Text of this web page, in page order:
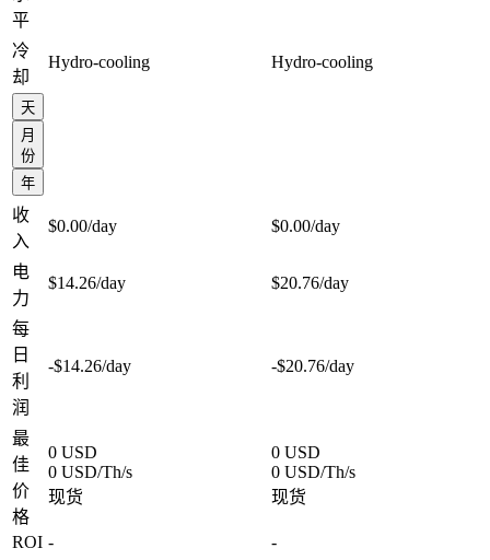
平
冷
却
Hydro-cooling Hydro-cooling
天
月
份
年
收
入
$0.00/day $0.00/day
电
力
$14.26/day $20.76/day
每
日
利
润
-$14.26/day -$20.76/day
最
佳
价
格
0 USD
0 USD/Th/s
现货
0 USD
0 USD/Th/s
现货
ROI -
-